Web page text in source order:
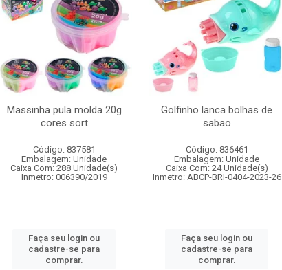
Massinha pula molda 20g
cores sort
Código: 837581
Embalagem: Unidade
Caixa Com: 288 Unidade(s)
Inmetro: 006390/2019
Faça seu login ou
cadastre-se para
comprar.
Golfinho lanca bolhas de
sabao
Código: 836461
Embalagem: Unidade
Caixa Com: 24 Unidade(s)
Inmetro: ABCP-BRI-0404-2023-26
Faça seu login ou
cadastre-se para
comprar.